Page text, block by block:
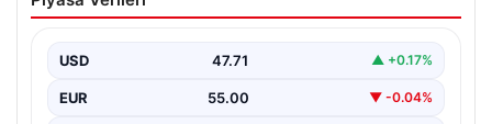
topbaşı yaptı!
Çalışmasına Katıldı”, “content”: “ Trabzonspor, yeni…
USD 47.71 ▲ +0.17%
EUR 55.00 ▼ -0.04%